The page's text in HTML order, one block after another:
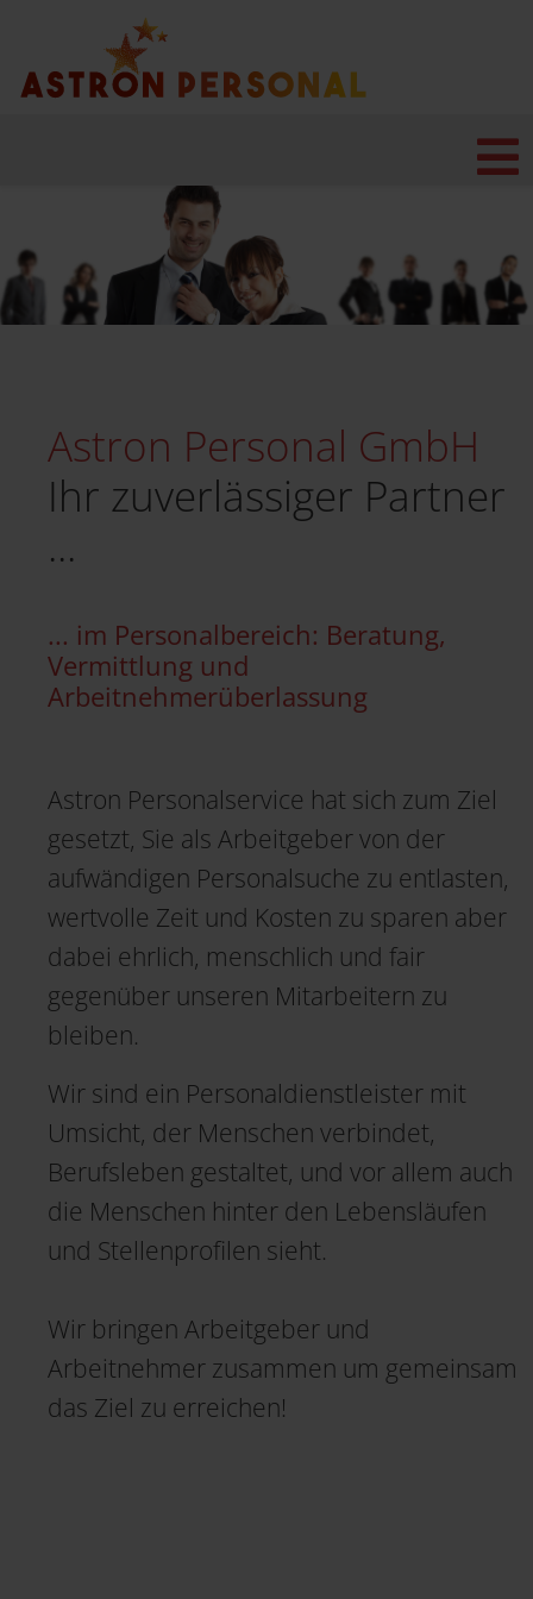
Astron Personal GmbH
Ihr zuverlässiger Partner
...
... im Personalbereich: Beratung,
Vermittlung und
Arbeitnehmerüberlassung
Astron Personalservice hat sich zum Ziel
gesetzt, Sie als Arbeitgeber von der
aufwändigen Personalsuche zu entlasten,
wertvolle Zeit und Kosten zu sparen aber
dabei ehrlich, menschlich und fair
gegenüber unseren Mitarbeitern zu
bleiben.
Wir sind ein Personaldienstleister mit
Umsicht, der Menschen verbindet,
Berufsleben gestaltet, und vor allem auch
die Menschen hinter den Lebensläufen
und Stellenprofilen sieht.
Wir bringen Arbeitgeber und
Arbeitnehmer zusammen um gemeinsam
das Ziel zu erreichen!